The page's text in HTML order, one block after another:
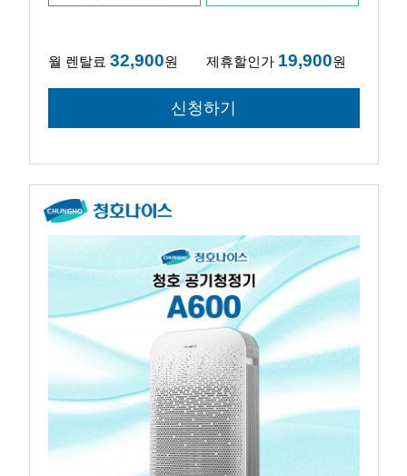
월 렌탈료 32,900원 제휴할인가 19,900원